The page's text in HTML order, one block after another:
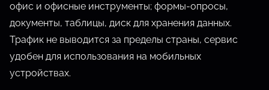
офис и офисные инструменты; формы-опросы,
документы, таблицы, диск для хранения данных.
Трафик не выводится за пределы страны, сервис
удобен для использования на мобильных
устройствах.